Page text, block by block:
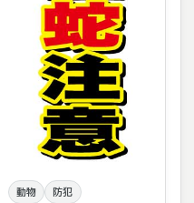
動物 防犯